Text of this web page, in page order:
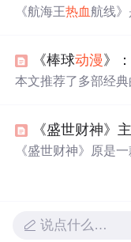
《航海王热血航线
皮·机关枪】、【橡
如【橡皮·机关枪】+
击，推荐使用【誓死
的战意卡组，提升
《棒球动漫 》
本文推荐了多部经
《盛世财神》
《盛世财神》原是
说点什么…